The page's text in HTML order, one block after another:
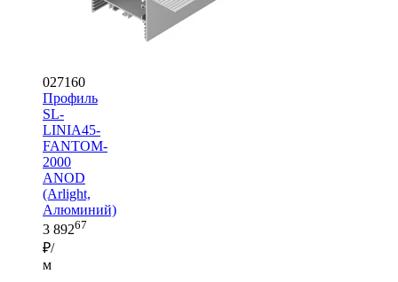
027160
Профиль
SL-
LINIA45-
FANTOM-
2000
ANOD
(Arlight,
Алюминий)
3 89267
₽/
м